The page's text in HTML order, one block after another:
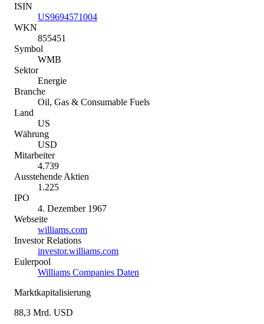
ISIN
US9694571004
WKN
855451
Symbol
WMB
Sektor
Energie
Branche
Oil, Gas & Consumable Fuels
Land
US
Währung
USD
Mitarbeiter
4.739
Ausstehende Aktien
1.225
IPO
4. Dezember 1967
Webseite
williams.com
Investor Relations
investor.williams.com
Eulerpool
Williams Companies Daten
Marktkapitalisierung
88,3 Mrd. USD